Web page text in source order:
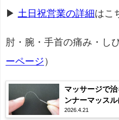
▶ 土日祝営業の詳細はこ
肘・腕・手首の痛み・し
ーページ ）
マッサージで
ンナーマッスル
2026.4.21